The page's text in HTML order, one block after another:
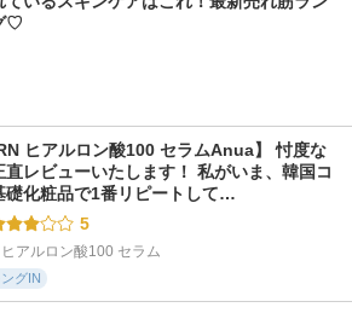
♡
ヒアルロン酸100 セラムAnua】 忖度な
直レビューいたします！ 私がいま、韓国コ
礎化粧品で1番リピートして…
5
アルロン酸100 セラム
グIN